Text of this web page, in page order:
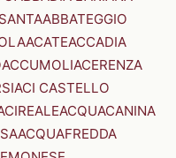
ABBATEGGIO
ACATEACCADIA
ACCUMOLIACERENZA
ACI CASTELLO
ACQUACANINA
ACQUAFREDDA